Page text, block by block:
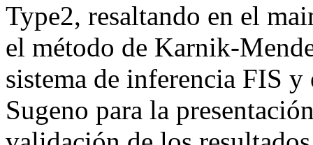
Type2, resaltando en el
el método de Karnik-
sistema de inferencia FIS
Sugeno para la